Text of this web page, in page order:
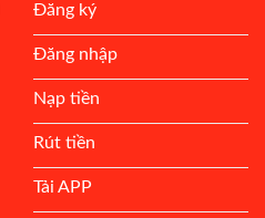
Đăng ký
Đăng nhập
Nạp tiền
Rút tiền
Tải APP